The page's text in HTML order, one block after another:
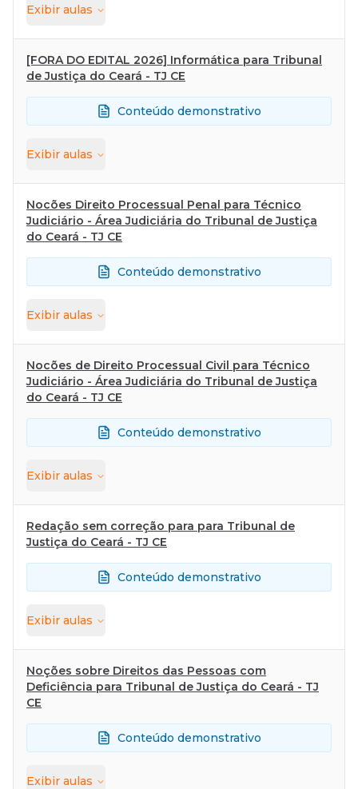
Exibir aulas
[FORA DO EDITAL 2026] Informática para Tribunal
de Justiça do Ceará - TJ CE
Conteúdo demonstrativo
Exibir aulas
Nocões Direito Processual Penal para Técnico
Judiciário - Área Judiciária do Tribunal de Justiça
do Ceará - TJ CE
Conteúdo demonstrativo
Exibir aulas
Nocões de Direito Processual Civil para Técnico
Judiciário - Área Judiciária do Tribunal de Justiça
do Ceará - TJ CE
Conteúdo demonstrativo
Exibir aulas
Redação sem correção para para Tribunal de
Justiça do Ceará - TJ CE
Conteúdo demonstrativo
Exibir aulas
Noções sobre Direitos das Pessoas com
Deficiência para Tribunal de Justiça do Ceará - TJ
CE
Conteúdo demonstrativo
Exibir aulas